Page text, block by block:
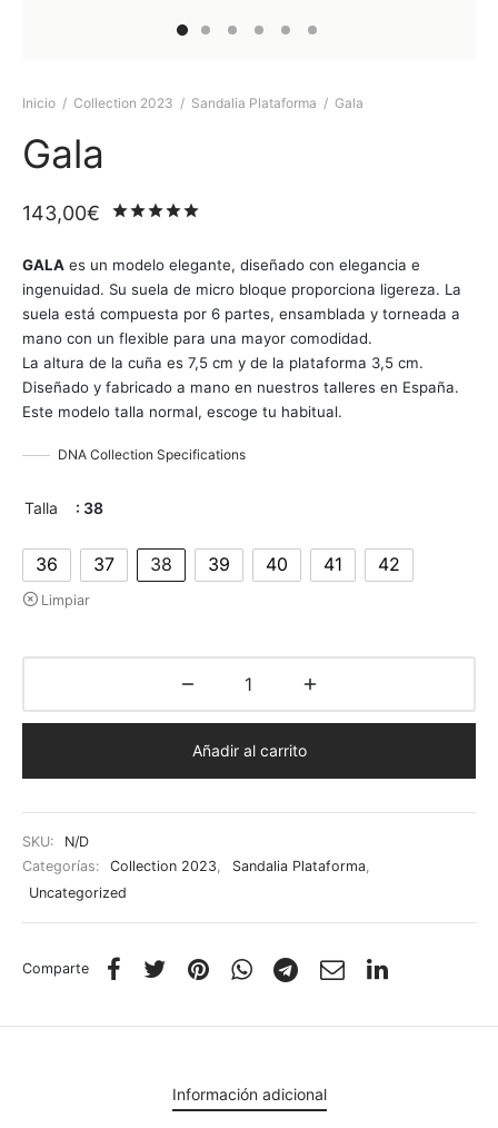
Inicio / Collection 2023 / Sandalia Plataforma / Gala
Gala
143,00€
GALA es un modelo elegante, diseñado con elegancia e
ingenuidad. Su suela de micro bloque proporciona ligereza. La
suela está compuesta por 6 partes, ensamblada y torneada a
mano con un flexible para una mayor comodidad.
La altura de la cuña es 7,5 cm y de la plataforma 3,5 cm.
Diseñado y fabricado a mano en nuestros talleres en España.
Este modelo talla normal, escoge tu habitual.
DNA Collection Specifications
Talla : 38
36 37 38 39 40 41 42
Limpiar
Añadir al carrito
SKU:
N/D
Categorías:
Collection 2023, Sandalia Plataforma,
Uncategorized
Comparte
Información adicional